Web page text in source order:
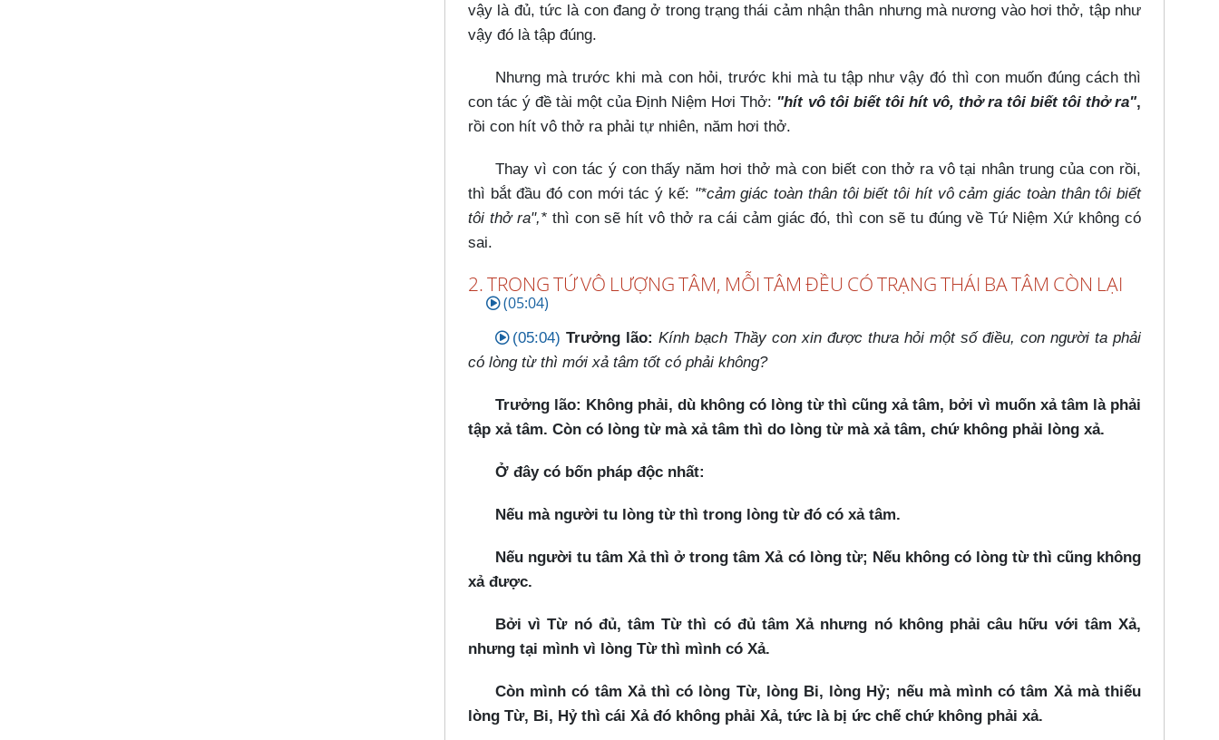
vậy là đủ, tức là con đang ở trong trạng thái cảm nhận thân nhưng mà nương vào hơi thở, tập như
vậy đó là tập đúng.
Nhưng mà trước khi mà con hỏi, trước khi mà tu tập như vậy đó thì con muốn đúng cách thì
con tác ý đề tài một của Định Niệm Hơi Thở: "hít vô tôi biết tôi hít vô, thở ra tôi biết tôi thở ra",
rồi con hít vô thở ra phải tự nhiên, năm hơi thở.
Thay vì con tác ý con thấy năm hơi thở mà con biết con thở ra vô tại nhân trung của con rồi,
thì bắt đầu đó con mới tác ý kế: "*cảm giác toàn thân tôi biết tôi hít vô cảm giác toàn thân tôi biết
tôi thở ra",*thì con sẽ hít vô thở ra cái cảm giác đó, thì con sẽ tu đúng về Tứ Niệm Xứ không có
sai.
2. TRONG TỨ VÔ LƯỢNG TÂM, MỖI TÂM ĐỀU CÓ TRẠNG THÁI BA TÂM CÒN LẠI
(05:04)
(05:04) Trưởng lão: Kính bạch Thầy con xin được thưa hỏi một số điều, con người ta phải
có lòng từ thì mới xả tâm tốt có phải không?
Trưởng lão: Không phải, dù không có lòng từ thì cũng xả tâm, bởi vì muốn xả tâm là phải
tập xả tâm. Còn có lòng từ mà xả tâm thì do lòng từ mà xả tâm, chứ không phải lòng xả.
Ở đây có bốn pháp độc nhất:
Nếu mà người tu lòng từ thì trong lòng từ đó có xả tâm.
Nếu người tu tâm Xả thì ở trong tâm Xả có lòng từ; Nếu không có lòng từ thì cũng không
xả được.
Bởi vì Từ nó đủ, tâm Từ thì có đủ tâm Xả nhưng nó không phải câu hữu với tâm Xả,
nhưng tại mình vì lòng Từ thì mình có Xả.
Còn mình có tâm Xả thì có lòng Từ, lòng Bi, lòng Hỷ; nếu mà mình có tâm Xả mà thiếu
lòng Từ, Bi, Hỷ thì cái Xả đó không phải Xả, tức là bị ức chế chứ không phải xả.